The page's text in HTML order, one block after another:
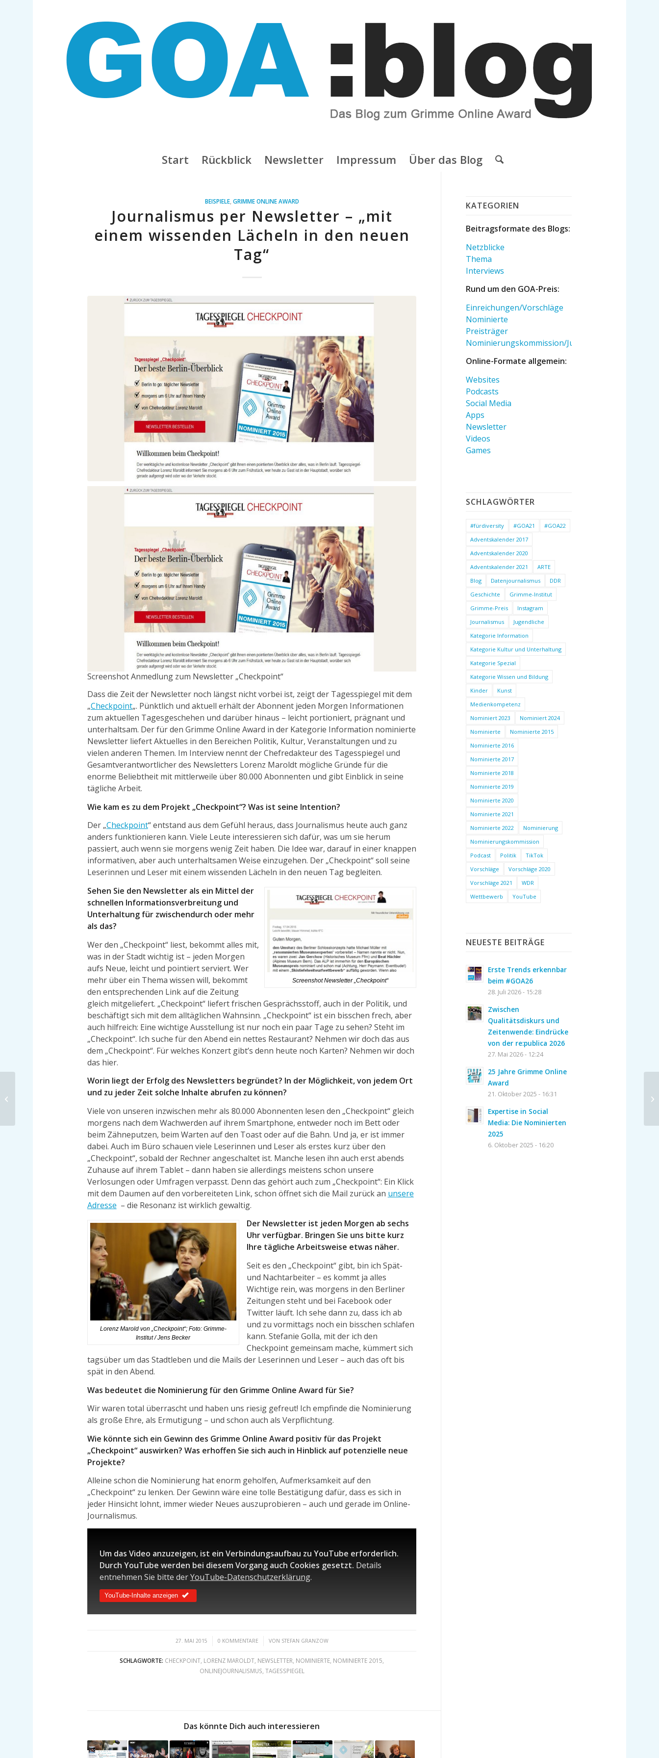
Start Rückblick Newsletter Impressum Über das Blog
BEISPIELE, GRIMME ONLINE AWARD
Journalismus per Newsletter – „mit
einem wissenden Lächeln in den neuen
Tag“
Screenshot Anmedlung zum Newsletter „Checkpoint“
Dass die Zeit der Newsletter noch längst nicht vorbei ist, zeigt der Tagesspiegel mit dem
„Checkpoint„. Pünktlich und aktuell erhält der Abonnent jeden Morgen Informationen
zum aktuellen Tagesgeschehen und darüber hinaus – leicht portioniert, prägnant und
unterhaltsam. Der für den Grimme Online Award in der Kategorie Information nominierte
Newsletter liefert Aktuelles in den Bereichen Politik, Kultur, Veranstaltungen und zu
vielen anderen Themen. Im Interview nennt der Chefredakteur des Tagesspiegel und
Gesamtverantwortlicher des Newsletters Lorenz Maroldt mögliche Gründe für die
enorme Beliebtheit mit mittlerweile über 80.000 Abonnenten und gibt Einblick in seine
tägliche Arbeit.
Wie kam es zu dem Projekt „Checkpoint“? Was ist seine Intention?
Der „Checkpoint“ entstand aus dem Gefühl heraus, dass Journalismus heute auch ganz
anders funktionieren kann. Viele Leute interessieren sich dafür, was um sie herum
passiert, auch wenn sie morgens wenig Zeit haben. Die Idee war, darauf in einer knappen
informativen, aber auch unterhaltsamen Weise einzugehen. Der „Checkpoint“ soll seine
Leserinnen und Leser mit einem wissenden Lächeln in den neuen Tag begleiten.
Screenshot Newsletter „Checkpoint“
Sehen Sie den Newsletter als ein Mittel der
schnellen Informationsverbreitung und
Unterhaltung für zwischendurch oder mehr
als das?
Wer den „Checkpoint“ liest, bekommt alles mit,
was in der Stadt wichtig ist – jeden Morgen
aufs Neue, leicht und pointiert serviert. Wer
mehr über ein Thema wissen will, bekommt
den entsprechenden Link auf die Zeitung
gleich mitgeliefert. „Checkpoint“ liefert frischen Gesprächsstoff, auch in der Politik, und
beschäftigt sich mit dem alltäglichen Wahnsinn. „Checkpoint“ ist ein bisschen frech, aber
auch hilfreich: Eine wichtige Ausstellung ist nur noch ein paar Tage zu sehen? Steht im
„Checkpoint“. Ich suche für den Abend ein nettes Restaurant? Nehmen wir doch das aus
dem „Checkpoint“. Für welches Konzert gibt’s denn heute noch Karten? Nehmen wir doch
das hier.
Worin liegt der Erfolg des Newsletters begründet? In der Möglichkeit, von jedem Ort
und zu jeder Zeit solche Inhalte abrufen zu können?
Viele von unseren inzwischen mehr als 80.000 Abonnenten lesen den „Checkpoint“ gleich
morgens nach dem Wachwerden auf ihrem Smartphone, entweder noch im Bett oder
beim Zähneputzen, beim Warten auf den Toast oder auf die Bahn. Und ja, er ist immer
dabei. Auch im Büro schauen viele Leserinnen und Leser als erstes kurz über den
„Checkpoint“, sobald der Rechner angeschaltet ist. Manche lesen ihn auch erst abends
Zuhause auf ihrem Tablet – dann haben sie allerdings meistens schon unsere
Verlosungen oder Umfragen verpasst. Denn das gehört auch zum „Checkpoint“: Ein Klick
mit dem Daumen auf den vorbereiteten Link, schon öffnet sich die Mail zurück an unsere
Adresse – die Resonanz ist wirklich gewaltig.
Lorenz Marold von „Checkpoint“; Foto: Grimme-
Institut / Jens Becker
Der Newsletter ist jeden Morgen ab sechs
Uhr verfügbar. Bringen Sie uns bitte kurz
Ihre tägliche Arbeitsweise etwas näher.
Seit es den „Checkpoint“ gibt, bin ich Spät-
und Nachtarbeiter – es kommt ja alles
Wichtige rein, was morgens in den Berliner
Zeitungen steht und bei Facebook oder
Twitter läuft. Ich sehe dann zu, dass ich ab
und zu vormittags noch ein bisschen schlafen
kann. Stefanie Golla, mit der ich den
Checkpoint gemeinsam mache, kümmert sich
tagsüber um das Stadtleben und die Mails der Leserinnen und Leser – auch das oft bis
spät in den Abend.
Was bedeutet die Nominierung für den Grimme Online Award für Sie?
Wir waren total überrascht und haben uns riesig gefreut! Ich empfinde die Nominierung
als große Ehre, als Ermutigung – und schon auch als Verpflichtung.
Wie könnte sich ein Gewinn des Grimme Online Award positiv für das Projekt
„Checkpoint“ auswirken? Was erhoffen Sie sich auch in Hinblick auf potenzielle neue
Projekte?
Alleine schon die Nominierung hat enorm geholfen, Aufmerksamkeit auf den
„Checkpoint“ zu lenken. Der Gewinn wäre eine tolle Bestätigung dafür, dass es sich in
jeder Hinsicht lohnt, immer wieder Neues auszuprobieren – auch und gerade im Online-
Journalismus.
Um das Video anzuzeigen, ist ein Verbindungsaufbau zu YouTube erforderlich.
Durch YouTube werden bei diesem Vorgang auch Cookies gesetzt. Details
entnehmen Sie bitte derYouTube-Datenschutzerklärung.
YouTube-Inhalte anzeigen
27. MAI 2015
/ 0 KOMMENTARE
/ VON STEFAN GRANZOW
SCHLAGWORTE: CHECKPOINT LORENZ MAROLDT NEWSLETTER NOMINIERTE NOMINIERTE 2015
ONLINEJOURNALISMUS TAGESSPIEGEL
Das könnte Dich auch interessieren
KATEGORIEN
Beitragsformate des Blogs:
Netzblicke
Thema
Interviews
Rund um den GOA-Preis:
Einreichungen/Vorschläge
Nominierte
Preisträger
Nominierungskommission/Jury
Online-Formate allgemein:
Websites
Podcasts
Social Media
Apps
Newsletter
Videos
Games
SCHLAGWÖRTER
#fürdiversity #GOA21
#GOA22
Adventskalender 2017
Adventskalender 2020
Adventskalender 2021
ARTE
Blog
Datenjournalismus
DDR
Geschichte
Grimme-Institut
Grimme-Preis
Instagram
Journalismus
Jugendliche
Kategorie Information
Kategorie Kultur und Unterhaltung
Kategorie Spezial
Kategorie Wissen und Bildung
Kinder
Kunst
Medienkompetenz
Nominiert 2023
Nominiert 2024
Nominierte
Nominierte 2015
Nominierte 2016
Nominierte 2017
Nominierte 2018
Nominierte 2019
Nominierte 2020
Nominierte 2021
Nominierte 2022
Nominierung
Nominierungskommission
Podcast
Politik
TikTok
Vorschläge
Vorschläge 2020
Vorschläge 2021
WDR
Wettbewerb
YouTube
NEUESTE BEITRÄGE
Erste Trends erkennbar
beim #GOA26
28. Juli 2026 - 15:28
Zwischen
Qualitätsdiskurs und
Zeitenwende: Eindrücke
von der re:publica 2026
27. Mai 2026 - 12:24
25 Jahre Grimme Online
Award
21. Oktober 2025 - 16:31
Expertise in Social
Media: Die Nominierten
2025
6. Oktober 2025 - 16:20